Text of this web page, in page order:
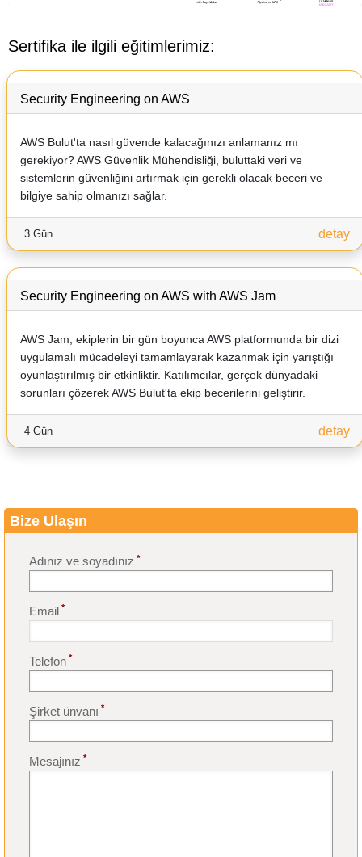
Sertifika ile ilgili eğitimlerimiz:
Security Engineering on AWS
AWS Bulut'ta nasıl güvende kalacağınızı anlamanız mı
gerekiyor? AWS Güvenlik Mühendisliği, buluttaki veri ve
sistemlerin güvenliğini artırmak için gerekli olacak beceri ve
bilgiye sahip olmanızı sağlar.
3 Gün detay
Security Engineering on AWS with AWS Jam
AWS Jam, ekiplerin bir gün boyunca AWS platformunda bir dizi
uygulamalı mücadeleyi tamamlayarak kazanmak için yarıştığı
oyunlaştırılmış bir etkinliktir. Katılımcılar, gerçek dünyadaki
sorunları çözerek AWS Bulut'ta ekip becerilerini geliştirir.
4 Gün detay
Bize Ulaşın
Adınız ve soyadınız *
Email *
Telefon *
Şirket ünvanı *
Mesajınız *